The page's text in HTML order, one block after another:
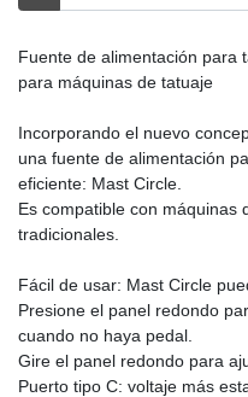
Fuente de alimentación para
para máquinas de tatuaje
Incorporando el nuevo
una fuente de alimentación
eficiente: Mast Circle.
Es compatible con máquinas
tradicionales.
Fácil de usar: Mast Circle
Presione el panel redondo
cuando no haya pedal.
Gire el panel redondo para
Puerto tipo C: voltaje más